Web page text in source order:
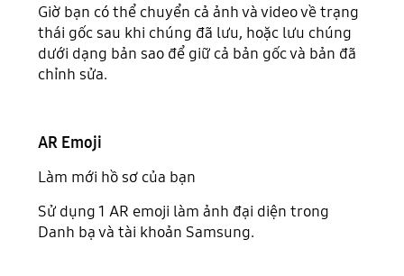
Giờ bạn có thể chuyển cả ảnh và video về trạng
thái gốc sau khi chúng đã lưu, hoặc lưu chúng
dưới dạng bản sao để giữ cả bản gốc và bản đã
chỉnh sửa.
AR Emoji
Làm mới hồ sơ của bạn
Sử dụng 1 AR emoji làm ảnh đại diện trong
Danh bạ và tài khoản Samsung.